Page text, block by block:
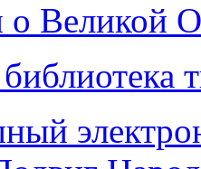
о Великой